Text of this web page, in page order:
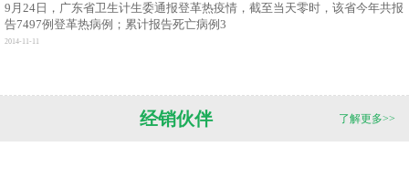
9月24日，广东省卫生计生委通报登革热疫情，截至当天零时，该省今年共报
告7497例登革热病例；累计报告死亡病例3
2014-11-11
了解更多>>
经销伙伴